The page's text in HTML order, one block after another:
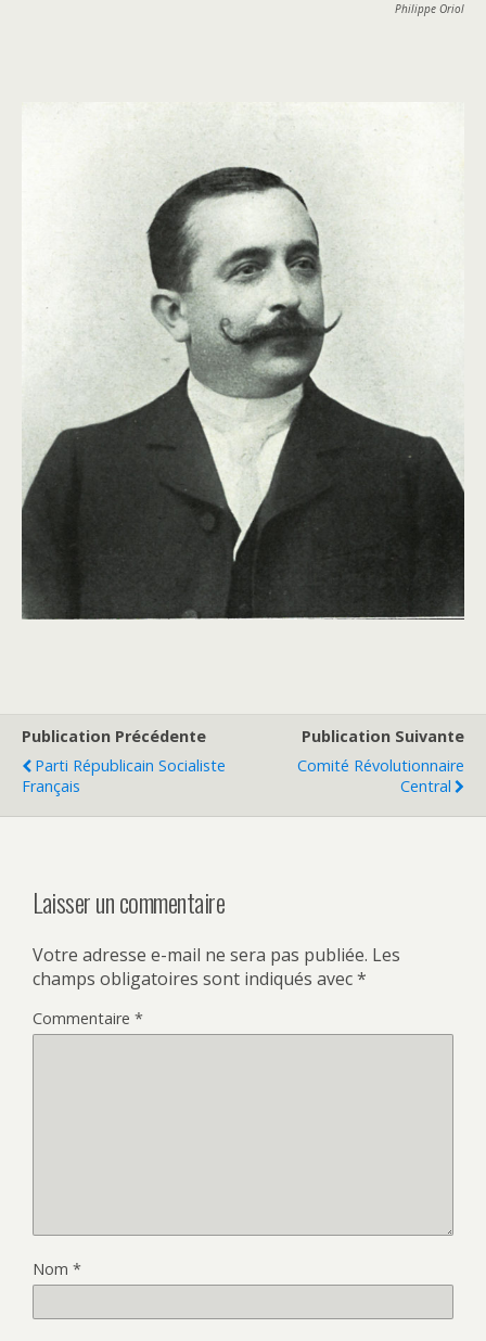
Philippe Oriol
Publication Précédente
Parti Républicain Socialiste
Français
Publication Suivante
Comité Révolutionnaire
Central
Laisser un commentaire
Votre adresse e-mail ne sera pas publiée. Les
champs obligatoires sont indiqués avec*
Commentaire *
Nom *